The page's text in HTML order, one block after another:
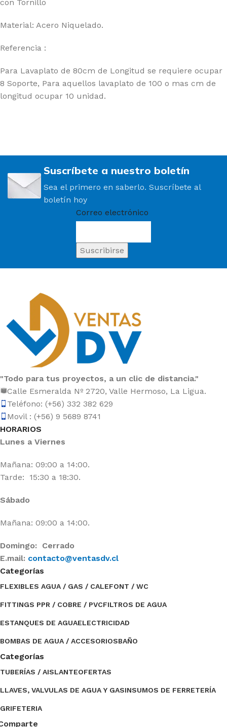
con Tornillo
Material: Acero Niquelado.
Referencia :
Para Lavaplato de 80cm de Longitud se requiere ocupar
8 Soporte, Para aquellos lavaplato de 100 o mas cm de
longitud ocupar 10 unidad.
Suscríbete a nuestro boletín
Sea el primero en saberlo. Suscríbete al
boletín hoy
Correo electrónico
"Todo para tus proyectos, a un clic de distancia."
Calle Esmeralda Nº 2720, Valle Hermoso, La Ligua.
Teléfono: (+56) 332 382 629
Movil : (+56) 9 5689 8741
HORARIOS
Lunes a Viernes
Mañana: 09:00 a 14:00.
Tarde: 15:30 a 18:30.
Sábado
Mañana: 09:00 a 14:00.
Domingo: Cerrado
E.mail: contacto@ventasdv.cl
Categorías
FLEXIBLES AGUA / GAS / CALEFONT / WC
FITTINGS PPR / COBRE / PVCFILTROS DE AGUA
ESTANQUES DE AGUAELECTRICIDAD
BOMBAS DE AGUA / ACCESORIOSBAÑO
Categorías
TUBERÍAS / AISLANTEOFERTAS
LLAVES, VALVULAS DE AGUA Y GASINSUMOS DE FERRETERÍA
GRIFETERIA